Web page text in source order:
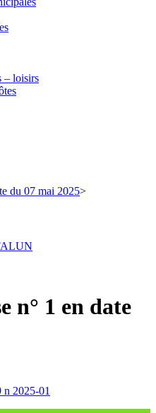
– loisirs
du 07 mai 2025>
n° 1 en date
2025-01